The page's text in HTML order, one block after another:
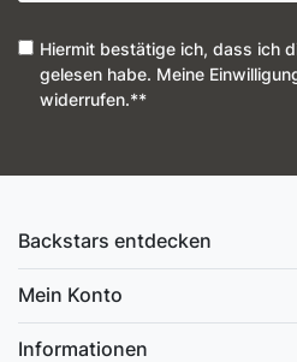
Hiermit bestätige ich, dass ich
gelesen habe. Meine
widerrufen.**
Backstars entdecken
Mein Konto
Informationen